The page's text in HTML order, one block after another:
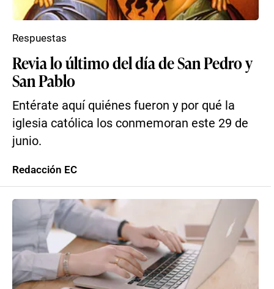
Revia lo último del día de San Pedro y
San Pablo
Entérate aquí quiénes fueron y por qué la
iglesia católica los conmemoran este 29 de
junio.
Respuestas
Redacción EC